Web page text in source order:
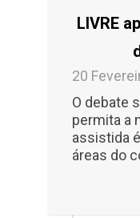
LIVRE
20
O debate
permita a
assistida
áreas do